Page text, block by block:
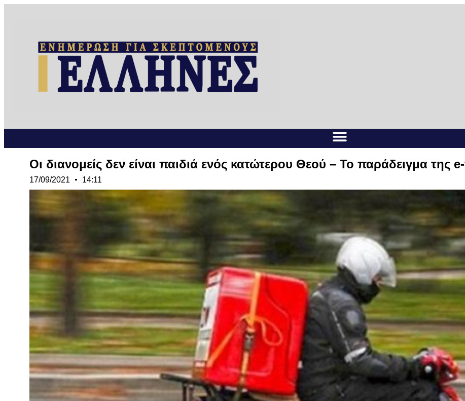
Οι διανομείς δεν είναι παιδιά ενός κατώτερου Θεού – Το παράδειγμα της
17/09/2021 14:11